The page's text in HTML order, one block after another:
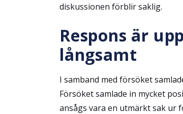
diskussionen förblir saklig.
Respons är
långsamt
I samband med försöket
Försöket samlade in mycket
ansågs vara en utmärkt sak ur